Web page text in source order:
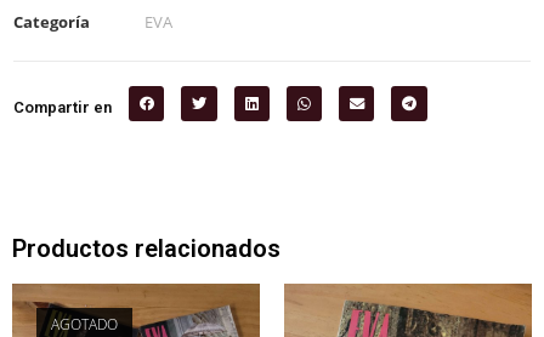
Categoría EVA
Compartir en
Productos relacionados
AGOTADO